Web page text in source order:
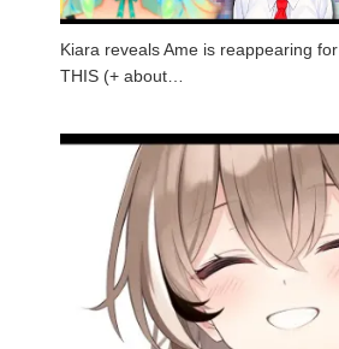
Kiara reveals Ame is reappearing for
THIS (+ about…